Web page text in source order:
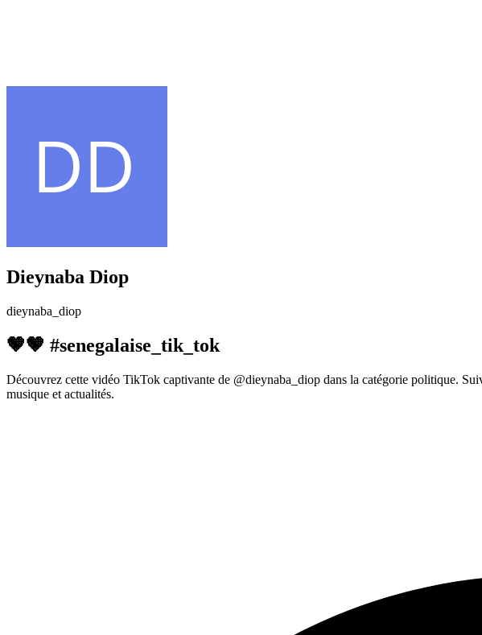
Dieynaba Diop
dieynaba_diop
🤎🤎 #senegalaise_tik_tok
Découvrez cette vidéo TikTok captivante de @dieynaba_diop dans la catégorie politique.
musique et actualités.